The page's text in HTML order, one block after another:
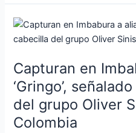
Capturan en
‘Gringo’,
del grupo Oliver
Colombia
Capturan
en
a
alias
‘Gringo’,
señalado
como